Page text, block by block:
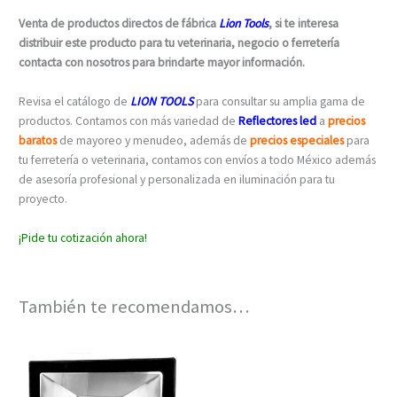
Venta de productos directos de fábrica Lion Tools, si te interesa
distribuir este producto para tu veterinaria, negocio o ferretería
contacta con nosotros para brindarte mayor información.
Revisa el catálogo de LION TOOLS para consultar su amplia gama de
productos. Contamos con más variedad deReflectores led aprecios
baratosde mayoreo y menudeo, además de precios especialespara
tu ferretería o veterinaria, contamos con envíos a todo México además
de asesoría profesional y personalizada en iluminación para tu
proyecto.
¡Pide tu cotización ahora!
También te recomendamos…